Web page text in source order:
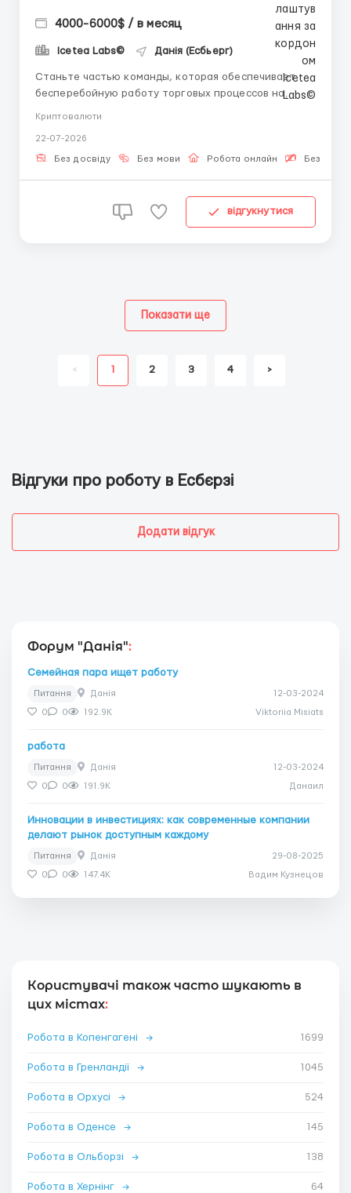
4000-6000$ / в месяц
Icetea Labs© Данія (Есбьерг)
Станьте частью команды, которая обеспечивает
бесперебойную работу торговых процессов на
сопровождение — это сердце финтех-компании. Без
четкого контроля процессов ни одна финансовая
Криптовалюти
22-07-2026
Без досвіду Без мови Робота онлайн
відгукнутися
< 1 2 3 4 >
Показати ще
Відгуки про роботу в Есбєрзі
Додати відгук
Форум "Данія":
Семейная пара ищет работу
Питання Данія 12-03-2024
0 0 192.9K Viktoriia Misiats
работа
Питання Данія 12-03-2024
0 0 191.9K Данаил
Инновации в инвестициях: как современные компании
делают рынок доступным каждому
Питання Данія 29-08-2025
0 0 147.4K Вадим Кузнецов
Користувачі також часто шукають в
цих містах:
Робота в Копенгагені → 1699
Робота в Гренландії → 1045
Робота в Орхусі → 524
Робота в Оденсе → 145
Робота в Ольборзі → 138
Робота в Хернінг → 64